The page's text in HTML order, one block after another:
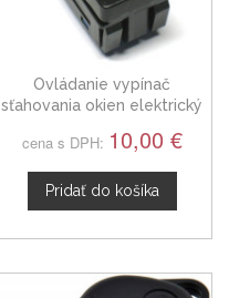
Ovládanie vypínač
sťahovania okien elektrický
cena s DPH: 10,00 €
Pridať do košíka